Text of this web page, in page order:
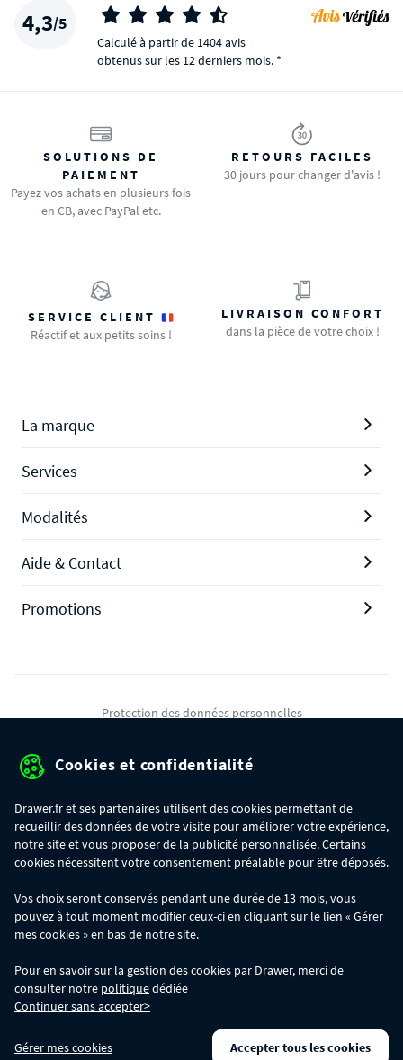
4,3/5
Calculé à partir de 1404 avis
obtenus sur les 12 derniers mois. *
SOLUTIONS DE
PAIEMENT
Payez vos achats en plusieurs fois
en CB, avec PayPal etc.
RETOURS FACILES
30 jours pour changer d'avis !
SERVICE CLIENT
Réactif et aux petits soins !
LIVRAISON CONFORT
dans la pièce de votre choix !
La marque
Services
Modalités
Aide & Contact
Promotions
Protection des données personnelles
Gérer mes cookies
commande :
- 30€ sur votre commande dès 300€ d'achat, avec le code BIKINI30
- 50€ sur votre commande dès 500€ d'achat, avec le code BIKINI50
Les codes BIKINI30, BIKINI50 et BIKINI100 ne sont valables que sur
www.drawer.fr; ils ne sont pas cumulables entre eux, ni avec d'autres codes
promotionnels. La remise se calculera automatiquement dans votre panier
lors de la saisie du code adéquat.
DRAWER DAYS- Du 29/07 au 11/08 inclus : profitez de remises allant jusqu'à
Cookies et confidentialité
Drawer.fr et ses partenaires utilisent des cookies permettant de
recueillir des données de votre visite pour améliorer votre expérience,
notre site et vous proposer de la publicité personnalisée. Certains
cookies nécessitent votre consentement préalable pour être déposés.
Vos choix seront conservés pendant une durée de 13 mois, vous
pouvez à tout moment modifier ceux-ci en cliquant sur le lien « Gérer
mes cookies » en bas de notre site.
Pour en savoir sur la gestion des cookies par Drawer, merci de
consulter notre politiquedédiée
Continuer sans accepter>
Gérer mes cookies Accepter tous les cookies